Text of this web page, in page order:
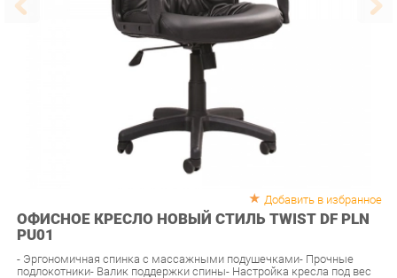
ОФИСНОЕ КРЕСЛО НОВЫЙ СТИЛЬ TWIST DF PLN
PU01
- Эргономичная спинка с массажными подушечками- Прочные
сидящего Крестовина пластикПодлокотники пластикМеханизм
DMSОбивка ЭкоКожаЦвет черныйПроизводство